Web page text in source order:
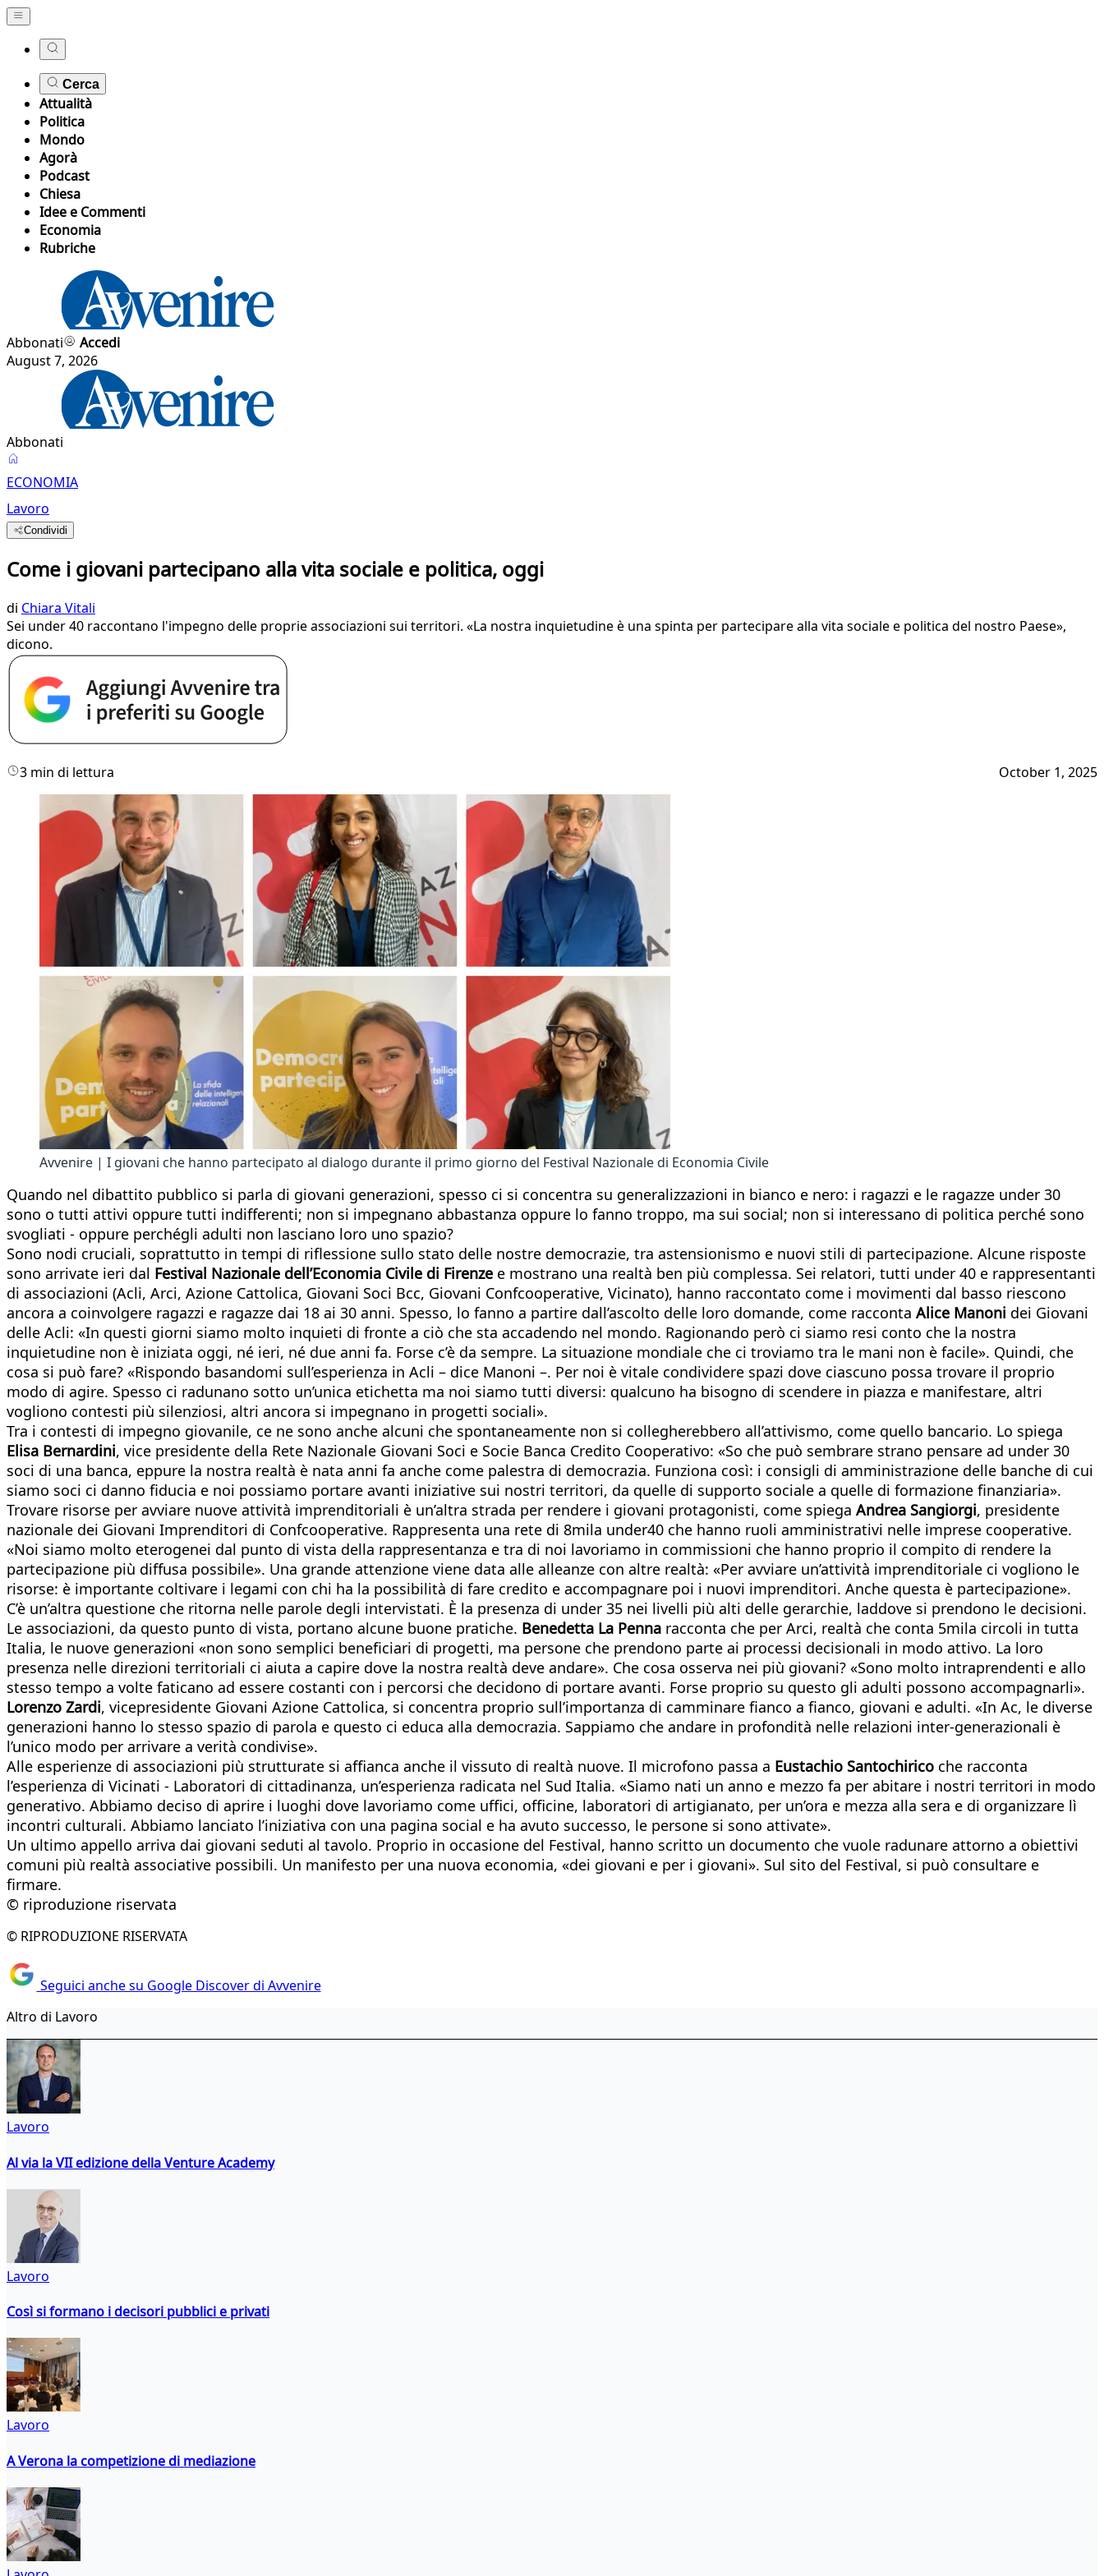
Cerca
Attualità
Politica
Mondo
Agorà
Podcast
Chiesa
Idee e Commenti
Economia
Rubriche
Abbonati
Accedi
August 7, 2026
Abbonati
ECONOMIA
Lavoro
Condividi
Come i giovani partecipano alla vita sociale e politica, oggi
di Chiara Vitali
Sei under 40 raccontano l'impegno delle proprie associazioni sui territori. «La nostra inquietudine è una spinta per partecipare alla vita sociale e politica del nostro Paese»,
dicono.
3 min di lettura October 1, 2025
Avvenire | I giovani che hanno partecipato al dialogo durante il primo giorno del Festival Nazionale di Economia Civile
Quando nel dibattito pubblico si parla di giovani generazioni, spesso ci si concentra su generalizzazioni in bianco e nero: i ragazzi e le ragazze under 30
sono o tutti attivi oppure tutti indifferenti; non si impegnano abbastanza oppure lo fanno troppo, ma sui social; non si interessano di politica perché sono
svogliati - oppure perchégli adulti non lasciano loro uno spazio?
Sono nodi cruciali, soprattutto in tempi di riflessione sullo stato delle nostre democrazie, tra astensionismo e nuovi stili di partecipazione. Alcune risposte
sono arrivate ieri dal Festival Nazionale dell’Economia Civile di Firenze e mostrano una realtà ben più complessa. Sei relatori, tutti under 40 e rappresentanti
di associazioni (Acli, Arci, Azione Cattolica, Giovani Soci Bcc, Giovani Confcooperative, Vicinato), hanno raccontato come i movimenti dal basso riescono
ancora a coinvolgere ragazzi e ragazze dai 18 ai 30 anni. Spesso, lo fanno a partire dall’ascolto delle loro domande, come racconta Alice Manoni dei Giovani
delle Acli: «In questi giorni siamo molto inquieti di fronte a ciò che sta accadendo nel mondo. Ragionando però ci siamo resi conto che la nostra
inquietudine non è iniziata oggi, né ieri, né due anni fa. Forse c’è da sempre. La situazione mondiale che ci troviamo tra le mani non è facile». Quindi, che
cosa si può fare? «Rispondo basandomi sull’esperienza in Acli – dice Manoni –. Per noi è vitale condividere spazi dove ciascuno possa trovare il proprio
modo di agire. Spesso ci radunano sotto un’unica etichetta ma noi siamo tutti diversi: qualcuno ha bisogno di scendere in piazza e manifestare, altri
vogliono contesti più silenziosi, altri ancora si impegnano in progetti sociali».
Tra i contesti di impegno giovanile, ce ne sono anche alcuni che spontaneamente non si collegherebbero all’attivismo, come quello bancario. Lo spiega
Elisa Bernardini, vice presidente della Rete Nazionale Giovani Soci e Socie Banca Credito Cooperativo: «So che può sembrare strano pensare ad under 30
soci di una banca, eppure la nostra realtà è nata anni fa anche come palestra di democrazia. Funziona così: i consigli di amministrazione delle banche di cui
siamo soci ci danno fiducia e noi possiamo portare avanti iniziative sui nostri territori, da quelle di supporto sociale a quelle di formazione finanziaria».
Trovare risorse per avviare nuove attività imprenditoriali è un’altra strada per rendere i giovani protagonisti, come spiega Andrea Sangiorgi, presidente
nazionale dei Giovani Imprenditori di Confcooperative. Rappresenta una rete di 8mila under40 che hanno ruoli amministrativi nelle imprese cooperative.
«Noi siamo molto eterogenei dal punto di vista della rappresentanza e tra di noi lavoriamo in commissioni che hanno proprio il compito di rendere la
partecipazione più diffusa possibile». Una grande attenzione viene data alle alleanze con altre realtà: «Per avviare un’attività imprenditoriale ci vogliono le
risorse: è importante coltivare i legami con chi ha la possibilità di fare credito e accompagnare poi i nuovi imprenditori. Anche questa è partecipazione».
C’è un’altra questione che ritorna nelle parole degli intervistati. È la presenza di under 35 nei livelli più alti delle gerarchie, laddove si prendono le decisioni.
Le associazioni, da questo punto di vista, portano alcune buone pratiche. Benedetta La Penna racconta che per Arci, realtà che conta 5mila circoli in tutta
Italia, le nuove generazioni «non sono semplici beneficiari di progetti, ma persone che prendono parte ai processi decisionali in modo attivo. La loro
presenza nelle direzioni territoriali ci aiuta a capire dove la nostra realtà deve andare». Che cosa osserva nei più giovani? «Sono molto intraprendenti e allo
stesso tempo a volte faticano ad essere costanti con i percorsi che decidono di portare avanti. Forse proprio su questo gli adulti possono accompagnarli».
Lorenzo Zardi, vicepresidente Giovani Azione Cattolica, si concentra proprio sull’importanza di camminare fianco a fianco, giovani e adulti. «In Ac, le diverse
generazioni hanno lo stesso spazio di parola e questo ci educa alla democrazia. Sappiamo che andare in profondità nelle relazioni inter-generazionali è
l’unico modo per arrivare a verità condivise».
Alle esperienze di associazioni più strutturate si affianca anche il vissuto di realtà nuove. Il microfono passa a Eustachio Santochirico che racconta
l’esperienza di Vicinati - Laboratori di cittadinanza, un’esperienza radicata nel Sud Italia. «Siamo nati un anno e mezzo fa per abitare i nostri territori in modo
generativo. Abbiamo deciso di aprire i luoghi dove lavoriamo come uffici, officine, laboratori di artigianato, per un’ora e mezza alla sera e di organizzare lì
incontri culturali. Abbiamo lanciato l’iniziativa con una pagina social e ha avuto successo, le persone si sono attivate».
Un ultimo appello arriva dai giovani seduti al tavolo. Proprio in occasione del Festival, hanno scritto un documento che vuole radunare attorno a obiettivi
comuni più realtà associative possibili. Un manifesto per una nuova economia, «dei giovani e per i giovani». Sul sito del Festival, si può consultare e
firmare.
© riproduzione riservata
© RIPRODUZIONE RISERVATA
Seguici anche su Google Discover di Avvenire
Altro di Lavoro
Lavoro
Al via la VII edizione della Venture Academy
Lavoro
Così si formano i decisori pubblici e privati
Lavoro
A Verona la competizione di mediazione